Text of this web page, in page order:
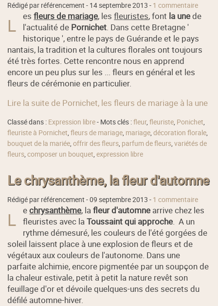
Rédigé par référencement - 14 septembre 2013 - 1 commentaire
L esfleurs de mariage, lesfleuristes, font la unede
l'actualité de Pornichet. Dans cette Bretagne '
historique ', entre le pays de Guérande et le pays
nantais, la tradition et la cultures florales ont toujours
été très fortes. Cette rencontre nous en apprend
encore un peu plus sur les ... fleurs en général et les
fleurs de cérémonie en particulier.
Lire la suite de Pornichet, les fleurs de mariage à la une
Classé dans : Expression libre- Mots clés :fleur,fleuriste, Ponichet,
fleuriste à Pornichet,fleurs de mariage, mariage,décoration florale,
bouquet de la mariée,offrir des fleurs, parfum de fleurs,variétés de
fleurs,composer un bouquet,expression libre
Le chrysanthème, la fleur d'automne
Rédigé par référencement -09 septembre 2013 - 1 commentaire
L echrysanthème, lafleur d'automne arrive chez les
fleuristes avec laToussaint qui approche. A un
rythme démesuré, les couleurs de l'été gorgées de
soleil laissent place à une explosion de fleurs et de
végétaux aux couleurs de l'autonome. Dans une
parfaite alchimie, encore pigmentée par un soupçon de
la chaleur estivale, petit à petit la nature revêt son
feuillage d'or et dévoile quelques-uns des secrets du
défilé automne-hiver.